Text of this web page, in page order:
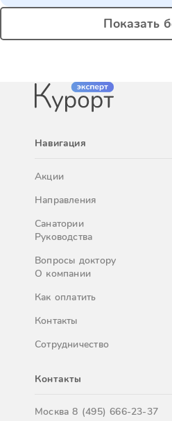
Показать
Навигация
Акции
Направления
Санатории
Руководства
Вопросы доктору
О компании
Как оплатить
Контакты
Сотрудничество
Контакты
Москва8 (495) 666-23-37